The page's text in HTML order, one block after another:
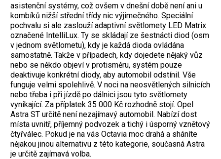
asistenční systémy, což ovšem v dnešní době není ani u
kombíků nižší střední třídy nic výjimečného. Speciální
pochvalu si ale zaslouží adaptivní světlomety LED Matrix
označené IntelliLux. Ty se skládají ze šestnácti diod (osm
v jednom světlometu), kdy je každá dioda ovládána
samostatně. Takže v případech, kdy dojedete nějaký vůz
nebo se někdo objeví v protisměru, systém pouze
deaktivuje konkrétní diody, aby automobil odstínil. Vše
funguje velmi spolehlivě. V noci na neosvětlených silnicích
nebo třeba i při jízdě po dálnici jsou tyto světlomety
vynikající. Za příplatek 35 000 Kč rozhodně stojí. Opel
Astra ST určitě není nezajímavý automobil. Nabízí dost
místa uvnitř, příjemný podvozek a tichý i úsporný vznětový
čtyřválec. Pokud je na vás Octavia moc drahá a sháníte
nějakou jinou alternativu z této kategorie, současná Astra
je určitě zajímavá volba.